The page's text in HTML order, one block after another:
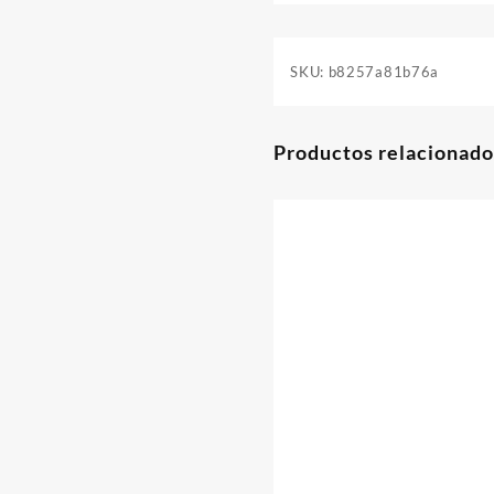
SKU: b8257a81b76a
Productos